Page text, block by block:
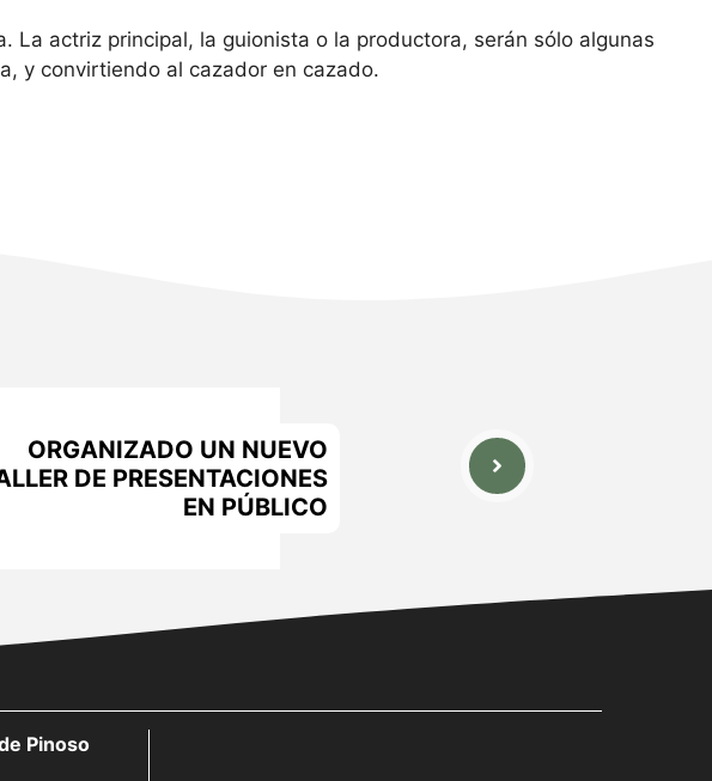
La actriz principal, la guionista o la productora, serán sólo algunas
y convirtiendo al cazador en cazado.
ORGANIZADO UN NUEVO
DE PRESENTACIONES
EN PÚBLICO
Pinoso